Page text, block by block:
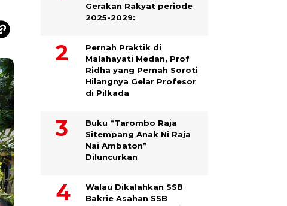
Gerakan Rakyat periode
2025-2029:
Pernah Praktik di
Malahayati Medan, Prof
Ridha yang Pernah Soroti
Hilangnya Gelar Profesor
di Pilkada
Buku “Tarombo Raja
Sitempang Anak Ni Raja
Nai Ambaton”
Diluncurkan
Walau Dikalahkan SSB
Bakrie Asahan SSB